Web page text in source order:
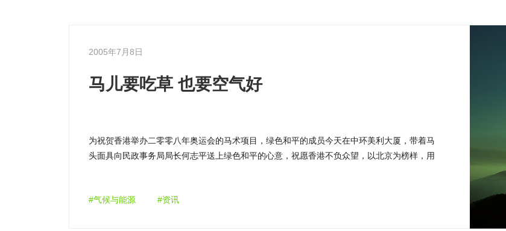
2005年7月8日
马儿要吃草 也要空气好
为祝贺香港举办二零零八年奥运会的马术项目，绿色和平的成员今天在中环美利大厦，带着马
头面具向民政事务局局长何志平送上绿色和平的心意，祝愿香港不负众望，以北京为榜样，用
#气候与能源 #资讯